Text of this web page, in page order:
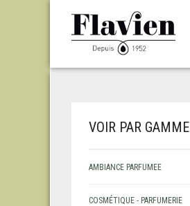
VOIR PAR GAMME
AMBIANCE PARFUMEE
COSMÉTIQUE - PARFUMERIE